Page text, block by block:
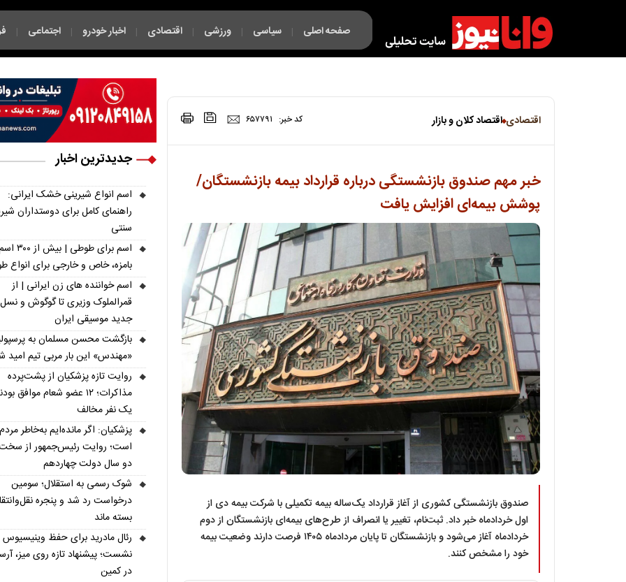
صفحه اصلی | سیاسی | ورزشی | اقتصادی | اخبار خودرو | اجتماعی |
فکت لایف |
اقتصادی اقتصاد کلان و بازار کد خبر: ۶۵۷۷۹۱
خبر مهم صندوق بازنشستگی درباره قرارداد بیمه بازنشستگان/
پوشش بیمه‌ای افزایش یافت
صندوق بازنشستگی کشوری از آغاز قرارداد یک‌ساله بیمه تکمیلی با شرکت بیمه دی از
اول خردادماه خبر داد. ثبت‌نام، تغییر یا انصراف از طرح‌های بیمه‌ای بازنشستگان از دوم
خردادماه آغاز می‌شود و بازنشستگان تا پایان مردادماه ۱۴۰۵ فرصت دارند وضعیت بیمه
خود را مشخص کنند.
جدیدترین اخبار
اسم انواع شیرینی خشک ایرانی:
راهنمای کامل برای دوستداران
سنتی
اسم برای
بامزه، خاص و خارجی برای انواع
اسم خواننده های زن ایرانی | از
قمرالملوک وزیری تا گوگوش و نسل
جدید موسیقی ایران
بازگشت محسن مسلمان به
«مهندس» این بار مربی تیم امید
روایت تازه پزشکیان از پشت‌پرده
مذاکرات؛ ۱۲ عضو شعام موافق
یک نفر مخالف
پزشکیان: اگر مانده‌ایم به‌خاطر مردم
است؛ روایت رئیس‌جمهور از
دو سال دولت چهاردهم
شوک رسمی به استقلال؛ سومین
درخواست رد شد و پنجره
بسته ماند
رئال مادرید برای حفظ
نشست؛ پیشنهاد تازه روی میز،
در کمین